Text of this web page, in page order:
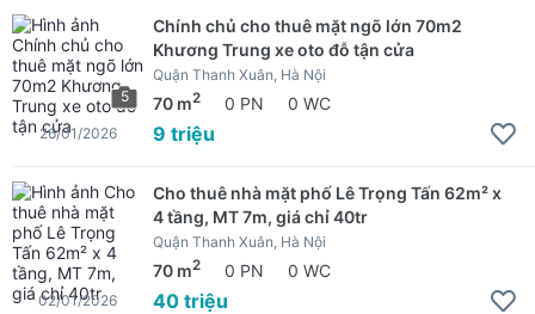
5
Chính chủ cho thuê mặt ngõ lớn 70m2
Khương Trung xe oto đỗ tận cửa
Quận Thanh Xuân, Hà Nội
70 m2 0 PN 0 WC
9 triệu
26/01/2026
Cho thuê nhà mặt phố Lê Trọng Tấn 62m² x
4 tầng, MT 7m, giá chỉ 40tr
Quận Thanh Xuân, Hà Nội
70 m2 0 PN 0 WC
40 triệu
02/01/2026